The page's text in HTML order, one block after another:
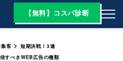
【無料】コスパ診断
客 > 短期決戦！3連
すべきWEB広告の種類